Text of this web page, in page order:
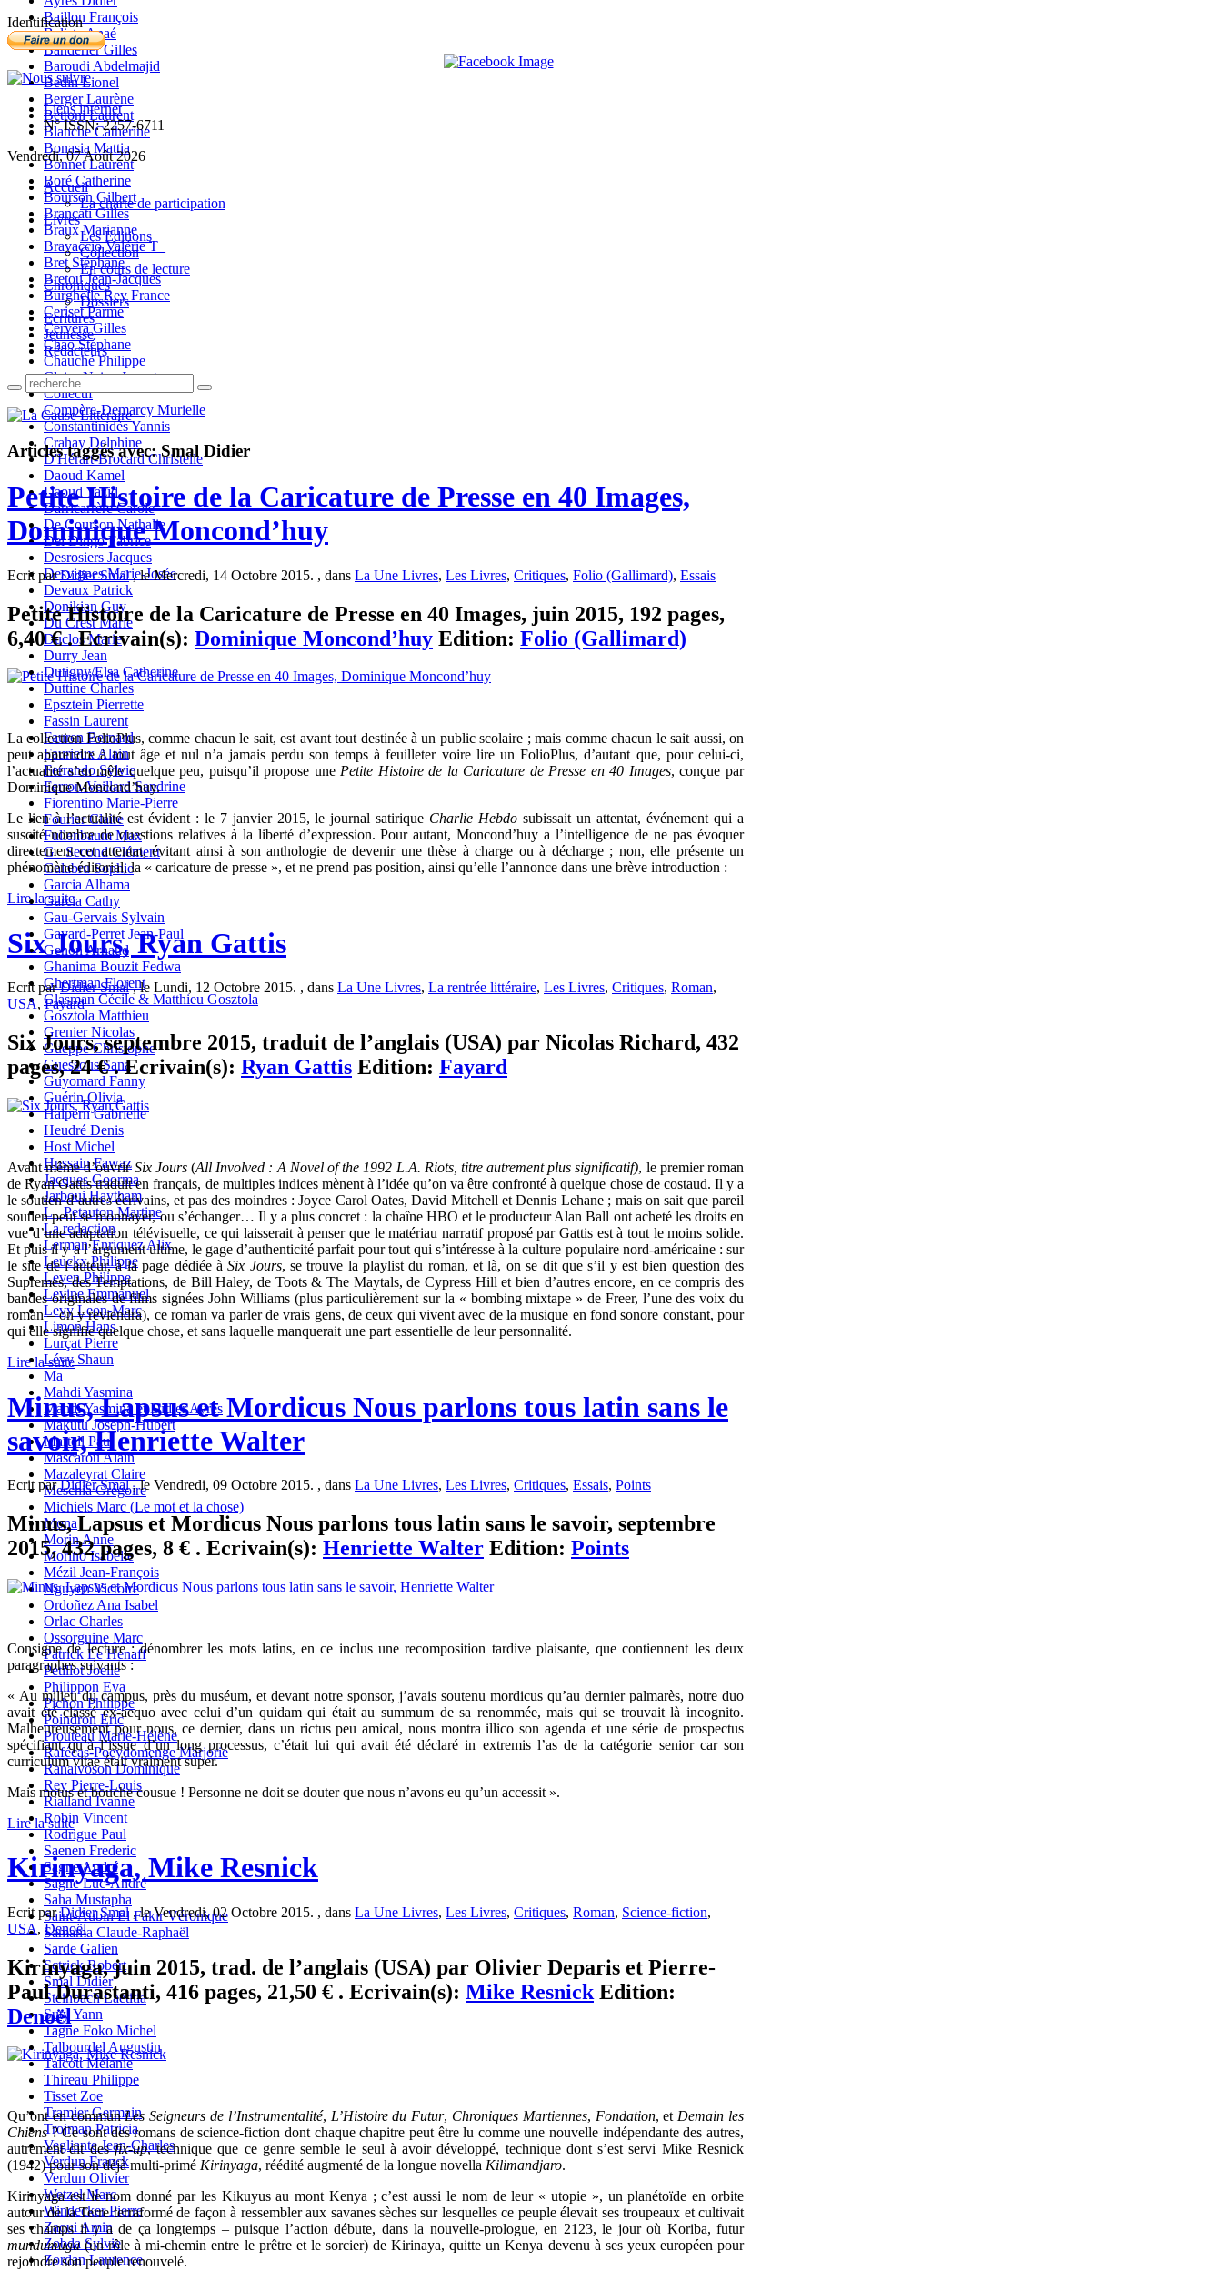
Baillon François
Balista Anaé
Banderier Gilles
Baroudi Abdelmajid
Bedin Lionel
Berger Laurène
Bettoni Laurent
Blanche Catherine
Bonasia Mattia
Bonnet Laurent
Boré Catherine
Bourson Gilbert
Brancati Gilles
Braux Marianne
Bravaccio Valérie T_
Bret Stéphane
Bretou Jean-Jacques
Burghelle Rey France
Ceriset Parme
Cervera Gilles
Chao Stéphane
Chauché Philippe
Claire-Neige Jaunet
Collectif
Compère-Demarcy Murielle
Constantinidès Yannis
Crahay Delphine
D'Hérart-Brocard Christelle
Daoud Kamel
Daoud Yazid
Darricarrère Carole
De Courson Nathalie
Del Dingo Fabrice
Desrosiers Jacques
Desvignes Marie-Josée
Devaux Patrick
Donikian Guy
Du Crest Marie
Duclos Marie
Durry Jean
Dutigny/Elsa Catherine
Duttine Charles
Epsztein Pierrette
Fassin Laurent
Fauren Bernard
Faurieux Alain
Ferrando Sylvie
Ferron-Veillard Sandrine
Fiorentino Marie-Pierre
Fourier Claire
Fullenbaum Max
G_ Second Clément
Galabru Sophie
Garcia Alhama
Garcia Cathy
Gau-Gervais Sylvain
Gavard-Perret Jean-Paul
Genon Arnaud
Ghanima Bouzit Fedwa
Ghertman Florent
Glasman Cécile & Matthieu Gosztola
Gosztola Matthieu
Grenier Nicolas
Gueppe Christophe
Guessous Sana
Guyomard Fanny
Guérin Olivia
Halpern Gabrielle
Heudré Denis
Host Michel
Hussain Fawaz
Jacques Goorma
Jarboui Haytham
L_ Petauton Martine
La redaction
Lerman Enriquez Alix
Leuckx Philippe
Leven Philippe
Levine Emmanuel
Levy Leon-Marc
Limon Hans
Lurçat Pierre
Lévy Shaun
Ma
Mahdi Yasmina
Mahdi Yasmina et Didier Ayres
Makutu Joseph-Hubert
Martell Paul
Mascarou Alain
Mazaleyrat Claire
Meschia Grégoire
Michiels Marc (Le mot et la chose)
Mona
Morin Anne
Morino Isabelle
Mézil Jean-François
Nguyen Victoire
Ordoñez Ana Isabel
Orlac Charles
Ossorguine Marc
Patrick Le Henaff
Petillot Joelle
Philippon Eva
Pichon Philippe
Poindron Eric
Prouteau Marie-Hélène
Rafécas-Poeydomenge Marjorie
Ranaivoson Dominique
Rey Pierre-Louis
Rialland Ivanne
Robin Vincent
Rodrigue Paul
Saenen Frederic
Sagne André
Sagne Luc-André
Saha Mustapha
Saint-Aubin El Fakir Véronique
Samama Claude-Raphaël
Sarde Galien
Sctrick Robert
Smal Didier
Steinbach Laetitia
Suty Yann
Tagne Foko Michel
Talbourdel Augustin
Talcott Mélanie
Thireau Philippe
Tisset Zoe
Tramier Germain
Trojman Patricia
Vegliante Jean-Charles
Verdun Franck
Verdun Olivier
Wetzel Marc
Windecker Pierre
Zaoui Amin
Zobda Sylvie
Zordan Laurence
Identification
Liens internet
N° ISSN: 2257-6711
Vendredi, 07 Août 2026
Accueil
La charte de participation
Livres
Les Editions
Collection
En cours de lecture
Chroniques
Dossiers
Ecritures
Jeunesse
Rédacteurs
Articles taggés avec: Smal Didier
Petite Histoire de la Caricature de Presse en 40 Images,
Dominique Moncond’huy
Ecrit parDidier Smal, le Mercredi, 14 Octobre 2015. , dans La Une Livres, Les Livres, Critiques, Folio (Gallimard), Essais
Petite Histoire de la Caricature de Presse en 40 Images, juin 2015, 192 pages,
6,40 € . Ecrivain(s): Dominique Moncond’huy Edition: Folio (Gallimard)
La collection FolioPlus, comme chacun le sait, est avant tout destinée à un public scolaire ; mais comme chacun le sait aussi, on
peut apprendre à tout âge et nul n’a jamais perdu son temps à feuilleter voire lire un FolioPlus, d’autant que, pour celui-ci,
l’actualité s’en mêle quelque peu, puisqu’il propose unePetite Histoire de la Caricature de Presse en 40 Images, conçue par
Dominique Moncond’huy.
Le lien à l’actualité est évident : le 7 janvier 2015, le journal satirique Charlie Hebdo subissait un attentat, événement qui a
suscité nombre de questions relatives à la liberté d’expression. Pour autant, Moncond’huy a l’intelligence de ne pas évoquer
directement cet attentat, évitant ainsi à son anthologie de devenir une thèse à charge ou à décharge ; non, elle présente un
phénomène éditorial, la « caricature de presse », et ne prend pas position, ainsi qu’elle l’annonce dans une brève introduction :
Lire la suite
Six Jours, Ryan Gattis
Ecrit parDidier Smal, le Lundi, 12 Octobre 2015. , dans La Une Livres, La rentrée littéraire, Les Livres, Critiques, Roman,
USA,Fayard
Six Jours, septembre 2015, traduit de l’anglais (USA) par Nicolas Richard, 432
pages, 24 € . Ecrivain(s): Ryan Gattis Edition: Fayard
Avant même d’ouvrirSix Jours(All Involved : A Novel of the 1992 L.A. Riots, titre autrement plus significatif), le premier roman
de Ryan Gattis traduit en français, de multiples indices mènent à l’idée qu’on va être confronté à quelque chose de costaud. Il y a
le soutien d’autres écrivains, et pas des moindres : Joyce Carol Oates, David Mitchell et Dennis Lehane ; mais on sait que pareil
soutien peut se monnayer, ou s’échanger… Il y a plus concret : la chaîne HBO et le producteur Alan Ball ont acheté les droits en
vue d’une adaptation télévisuelle, ce qui laisserait à penser que le matériau narratif proposé par Gattis est à tout le moins solide.
Et puis il y a l’argument ultime, le gage d’authenticité parfait pour tout qui s’intéresse à la culture populaire nord-américaine : sur
le site de l’auteur, à la page dédiée àSix Jours, se trouve la playlist du roman, et là, on se dit que s’il y est bien question des
Supremes, des Temptations, de Bill Haley, de Toots & The Maytals, de Cypress Hill et bien d’autres encore, en ce compris des
bandes originales de films signées John Williams (plus particulièrement sur la « bombing mixtape » de Freer, l’une des voix du
roman – on y reviendra), ce roman va parler de vrais gens, de ceux qui vivent avec de la musique en fond sonore constant, pour
qui elle signifie quelque chose, et sans laquelle manquerait une part essentielle de leur personnalité.
Lire la suite
Minus, Lapsus et Mordicus Nous parlons tous latin sans le
savoir, Henriette Walter
Ecrit parDidier Smal, le Vendredi, 09 Octobre 2015. , dans La Une Livres, Les Livres, Critiques, Essais, Points
Minus, Lapsus et Mordicus Nous parlons tous latin sans le savoir, septembre
2015, 432 pages, 8 € . Ecrivain(s): Henriette Walter Edition: Points
Consigne de lecture : dénombrer les mots latins, en ce inclus une recomposition tardive plaisante, que contiennent les deux
paragraphes suivants :
« Au milieu du campus, près du muséum, et devant notre sponsor, j’avais soutenu mordicus qu’au dernier palmarès, notre duo
avait été classé ex-aequo avec celui d’un quidam qui était au summum de sa renommée, mais qui se trouvait là incognito.
Malheureusement pour nous, ce dernier, dans un rictus peu amical, nous montra illico son agenda et une série de prospectus
spécifiant qu’à l’issue d’un long processus, c’était lui qui avait été déclaré in extremis l’as de la catégorie senior car son
curriculum vitae était vraiment super.
Mais motus et bouche cousue ! Personne ne doit se douter que nous n’avons eu qu’un accessit ».
Lire la suite
Kirinyaga, Mike Resnick
Ecrit parDidier Smal , le Vendredi, 02 Octobre 2015. , dans La Une Livres, Les Livres, Critiques, Roman, Science-fiction,
USA, Denoël
Kirinyaga, juin 2015, trad. de l’anglais (USA) par Olivier Deparis et Pierre-
Paul Durastanti, 416 pages, 21,50 € . Ecrivain(s): Mike Resnick Edition:
Denoël
Qu’ont en communLes Seigneurs de l’Instrumentalité, L’Histoire du Futur, Chroniques Martiennes, Fondation, etDemain les
Chiens? Ce sont des romans de science-fiction dont chaque chapitre peut être lu comme une nouvelle indépendante des autres,
autrement dit desfix-up, technique que ce genre semble le seul à avoir développé, technique dont s’est servi Mike Resnick
(1942) pour son déjà multi-primé Kirinyaga, réédité augmenté de la longue novella Kilimandjaro.
Kirinyaga est le nom donné par les Kikuyus au mont Kenya ; c’est aussi le nom de leur « utopie », un planétoïde en orbite
autour de la Terre terraformé de façon à ressembler aux savanes sèches sur lesquelles ce peuple élevait ses troupeaux et cultivait
ses champs il y a de ça longtemps – puisque l’action débute, dans la nouvelle-prologue, en 2123, le jour où Koriba, futur
mundumugu(un rôle à mi-chemin entre le prêtre et le sorcier) de Kirinaya, quitte un Kenya devenu à ses yeux européen pour
rejoindre son peuple renouvelé.